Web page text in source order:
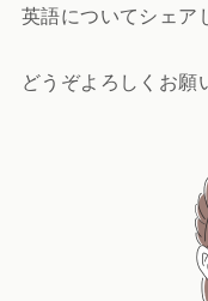
英語についてシェア
どうぞよろしくお願